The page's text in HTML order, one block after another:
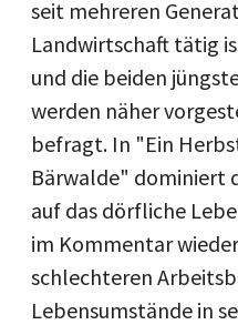
seit mehreren
Landwirtschaft tätig
und die beiden
werden näher
befragt. In "Ein
Bärwalde" dominiert
auf das dörfliche
im Kommentar
schlechteren
Lebensumstände in